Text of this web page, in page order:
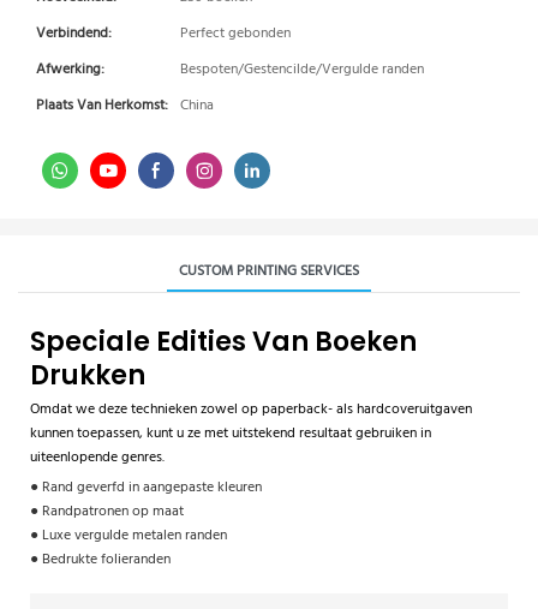
Verbindend:
Perfect gebonden
Afwerking:
Bespoten/Gestencilde/Vergulde randen
Plaats Van Herkomst: China
CUSTOM PRINTING SERVICES
Speciale Edities Van Boeken
Drukken
Omdat we deze technieken zowel op paperback- als hardcoveruitgaven
kunnen toepassen, kunt u ze met uitstekend resultaat gebruiken in
uiteenlopende genres.
● Rand geverfd in aangepaste kleuren
● Randpatronen op maat
● Luxe vergulde metalen randen
● Bedrukte folieranden